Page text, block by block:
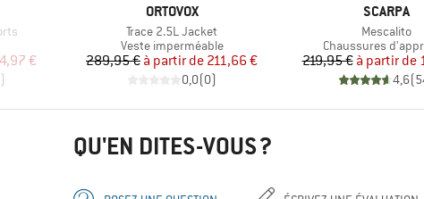
€
)
MARQUE
ORTOVOX
Article
Trace 2.5L Jacket
Product group
Veste imperméable
Prix
289,95 € Prix réduit
à partir de 211,66 €
0,0(0)
MARQUE
SCARPA
Article
Mescalito
Product group
Chaussures
Prix
219,95 € Prix
à partir de
4,6(
QU'EN DITES-VOUS ?